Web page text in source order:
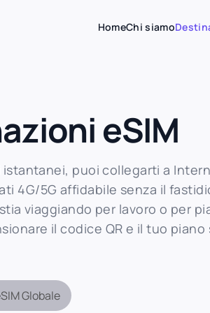
HomeChi siamo
eSIM
puoi collegarti a
4G/5G affidabile senza il
viaggiando per lavoro o per
il codice QR e il tuo piano
Globale